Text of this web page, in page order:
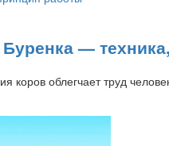
—
коров облегчает труд